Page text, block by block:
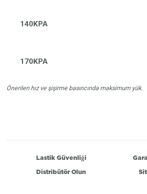
140KPA
170KPA
Önerilen hız ve şişirme basıncında maksimum yük.
Lastik Güvenliği
Distribütör Olun